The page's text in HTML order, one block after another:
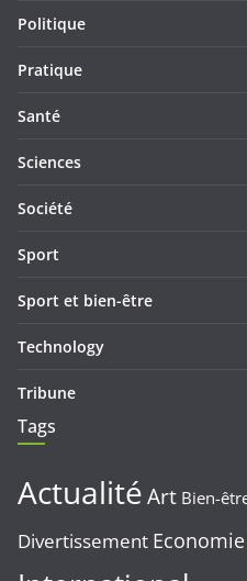
Politique
Pratique
Santé
Sciences
Société
Sport
Sport et bien-être
Technology
Tribune
Tags
ActualitéArt Bien-
Divertissement Economie